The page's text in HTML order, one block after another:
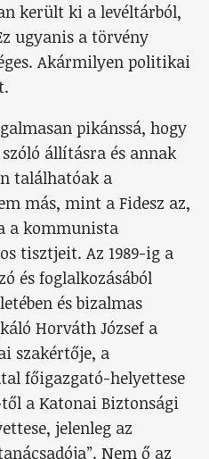
került ki a levéltárból,
ugyanis a törvény
Akármilyen politikai
pikánssá, hogy
állításra és annak
találhatóak a
más, mint a Fidesz az,
a kommunista
tisztjeit. Az 1989-ig a
és foglalkozásából
és bizalmas
Horváth József a
szakértője, a
főigazgató-helyettese
től a Katonai Biztonsági
jelenleg az
Nem ő az